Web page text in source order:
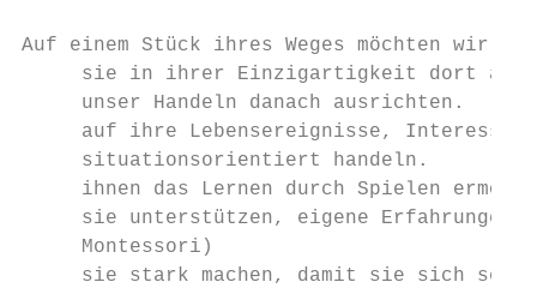
Auf einem Stück ihres Weges möchten wir
sie in ihrer Einzigartigkeit dort
     unser Handeln danach ausrichten.
auf ihre Lebensereignisse,
     situationsorientiert handeln.
ihnen das Lernen durch Spielen
sie unterstützen, eigene Erfahrungen
     Montessori)
sie stark machen, damit sie sich